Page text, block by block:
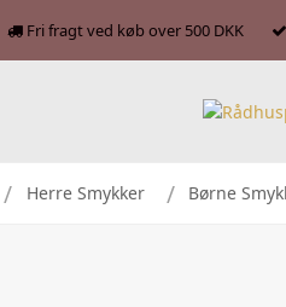
Fri fragt ved køb over 500 DKK
Herre Smykker Børne